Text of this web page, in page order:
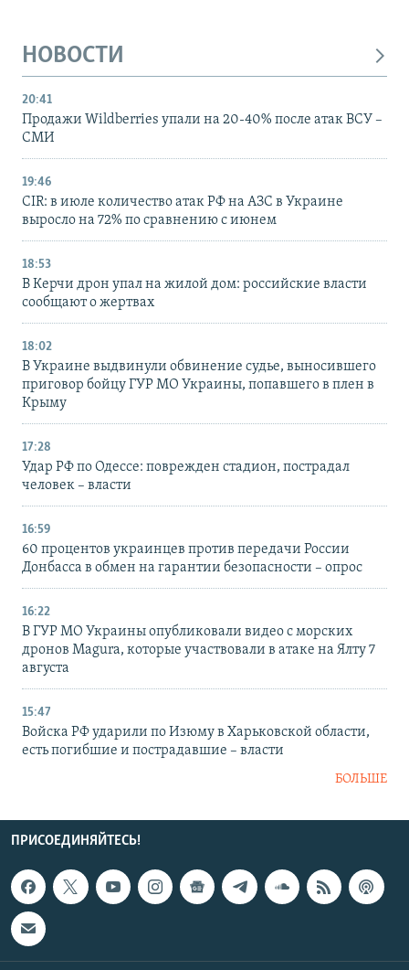
НОВОСТИ
20:41
Продажи Wildberries упали на 20-40% после атак ВСУ –
СМИ
19:46
CIR: в июле количество атак РФ на АЗС в Украине
выросло на 72% по сравнению с июнем
18:53
В Керчи дрон упал на жилой дом: российские власти
сообщают о жертвах
18:02
В Украине выдвинули обвинение судье, выносившего
приговор бойцу ГУР МО Украины, попавшего в плен в
Крыму
17:28
Удар РФ по Одессе: поврежден стадион, пострадал
человек – власти
16:59
60 процентов украинцев против передачи России
Донбасса в обмен на гарантии безопасности – опрос
16:22
В ГУР МО Украины опубликовали видео с морских
дронов Magura, которые участвовали в атаке на Ялту 7
августа
15:47
Войска РФ ударили по Изюму в Харьковской области,
есть погибшие и пострадавшие – власти
БОЛЬШЕ
ПРИСОЕДИНЯЙТЕСЬ!